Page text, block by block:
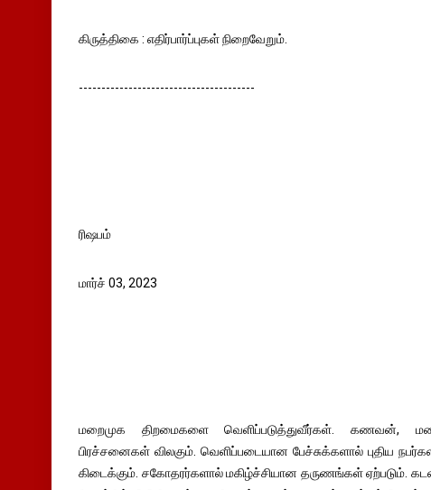
கிருத்திகை : எதிர்பார்ப்புகள் நிறைவேறும்.
---------------------------------------
ரிஷபம்
மார்ச் 03, 2023
மறைமுக திறமைகளை வெளிப்படுத்துவீர்கள். கணவன்,
பிரச்சனைகள் விலகும். வெளிப்படையான பேச்சுக்களால் புதிய
கிடைக்கும். சகோதரர்களால் மகிழ்ச்சியான தருணங்கள் ஏற்படும்.